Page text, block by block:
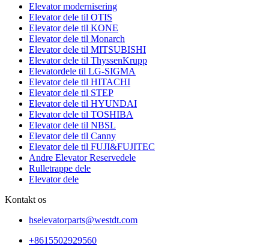
Elevator modernisering
Elevator dele til OTIS
Elevator dele til KONE
Elevator dele til Monarch
Elevator dele til MITSUBISHI
Elevator dele til ThyssenKrupp
Elevatordele til LG-SIGMA
Elevator dele til HITACHI
Elevator dele til STEP
Elevator dele til HYUNDAI
Elevator dele til TOSHIBA
Elevator dele til NBSL
Elevator dele til Canny
Elevator dele til FUJI&FUJITEC
Andre Elevator Reservedele
Rulletrappe dele
Elevator dele
Kontakt os
hselevatorparts@westdt.com
+8615502929560